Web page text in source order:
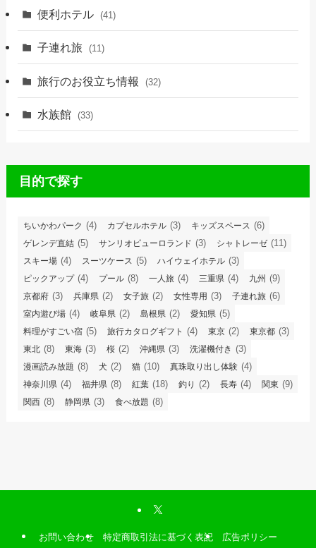
便利ホテル (41)
子連れ旅 (11)
旅行のお役立ち情報 (32)
水族館 (33)
目的で探す
ちいかわパーク (4) カプセルホテル (3) キッズスペース (6)
ゲレンデ直結 (5) サンリオピューロランド (3) シャトレーゼ (11)
スキー場 (4) スーツケース (5) ハイウェイホテル (3)
ピックアップ(4) プール (8) 一人旅 (4) 三重県 (4) 九州 (9)
京都府 (3) 兵庫県 (2) 女子旅 (2) 女性専用 (3) 子連れ旅 (6)
室内遊び場 (4) 岐阜県 (2) 島根県 (2) 愛知県 (5)
料理がすごい宿 (5) 旅行カタログギフト (4) 東京 (2) 東京都 (3)
東北 (8) 東海 (3) 桜 (2) 沖縄県 (3) 洗濯機付き (3)
漫画読み放題 (8) 犬 (2) 猫 (10) 真珠取り出し体験 (4)
神奈川県 (4) 福井県 (8) 紅葉 (18) 釣り (2) 長寿 (4) 関東 (9)
関西 (8) 静岡県 (3) 食べ放題 (8)
お問い合わせ 特定商取引法に基づく表記 広告ポリシー